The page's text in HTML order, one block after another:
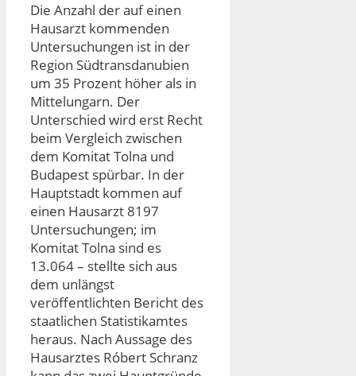
Die Anzahl der auf einen
Hausarzt kommenden
Untersuchungen ist in der
Region Südtransdanubien
um 35 Prozent höher als in
Mittelungarn. Der
Unterschied wird erst Recht
beim Vergleich zwischen
dem Komitat Tolna und
Budapest spürbar. In der
Hauptstadt kommen auf
einen Hausarzt 8197
Untersuchungen; im
Komitat Tolna sind es
13.064 – stellte sich aus
dem unlängst
veröffentlichten Bericht des
staatlichen Statistikamtes
heraus. Nach Aussage des
Hausarztes Róbert Schranz